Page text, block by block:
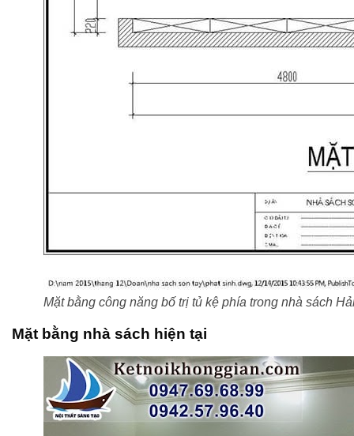
Mặt bằng công năng bố trị tủ kệ phía trong nhà sách
Mặt bằng nhà sách hiện tại